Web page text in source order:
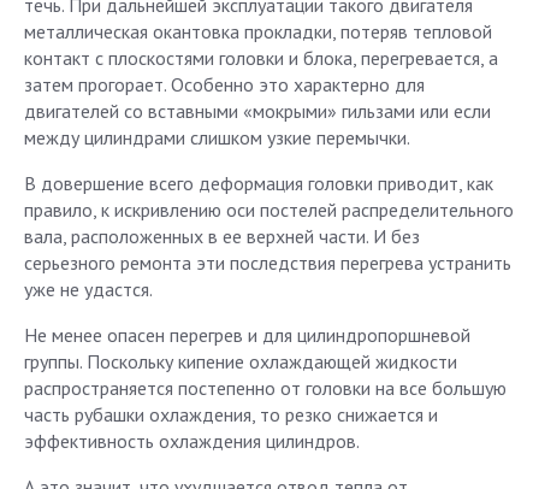
течь. При дальнейшей эксплуатации такого двигателя
металлическая окантовка прокладки, потеряв тепловой
контакт с плоскостями головки и блока, перегревается, а
затем прогорает. Особенно это характерно для
двигателей со вставными «мокрыми» гильзами или если
между цилиндрами слишком узкие перемычки.
В довершение всего деформация головки приводит, как
правило, к искривлению оси постелей распределительного
вала, расположенных в ее верхней части. И без
серьезного ремонта эти последствия перегрева устранить
уже не удастся.
Не менее опасен перегрев и для цилиндропоршневой
группы. Поскольку кипение охлаждающей жидкости
распространяется постепенно от головки на все большую
часть рубашки охлаждения, то резко снижается и
эффективность охлаждения цилиндров.